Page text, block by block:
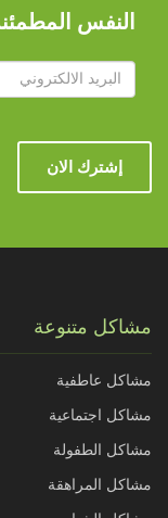
النفس
إشترك الان
مشاكل متنوعة
مشاكل عاطفية
مشاكل اجتماعية
مشاكل الطفولة
مشاكل المراهقة